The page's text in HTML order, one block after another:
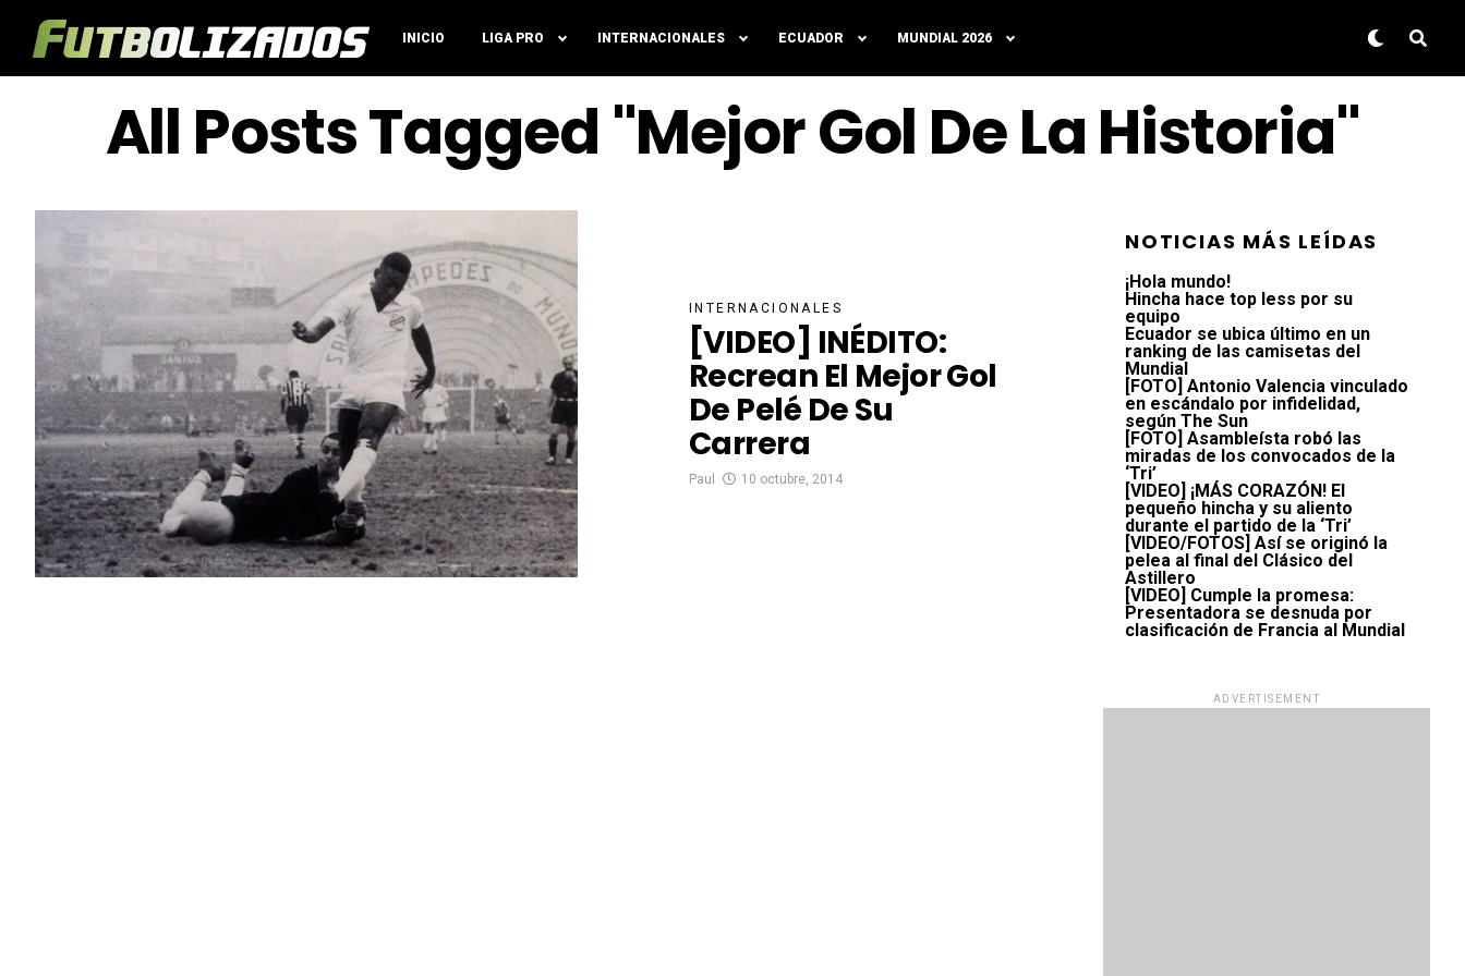
INICIO LIGA PRO INTERNACIONALES ECUADOR MUNDIAL 2026
All Posts Tagged "Mejor Gol De La Historia"
INTERNACIONALES
[VIDEO] INÉDITO:
Recrean El Mejor Gol
De Pelé De Su
Carrera
Paul 10 octubre, 2014
NOTICIAS MÁS LEÍDAS
¡Hola mundo!
Hincha hace top less por su
equipo
Ecuador se ubica último en un
ranking de las camisetas del
Mundial
[FOTO] Antonio Valencia vinculado
en escándalo por infidelidad,
según The Sun
[FOTO] Asambleísta robó las
miradas de los convocados de la
‘Tri’
[VIDEO] ¡MÁS CORAZÓN! El
pequeño hincha y su aliento
durante el partido de la ‘Tri’
[VIDEO/FOTOS] Así se originó la
pelea al final del Clásico del
Astillero
[VIDEO] Cumple la promesa:
Presentadora se desnuda por
clasificación de Francia al Mundial
ADVERTISEMENT